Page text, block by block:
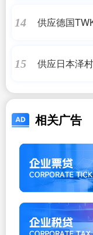
14 供应德国
15 供应日本泽
相关广告